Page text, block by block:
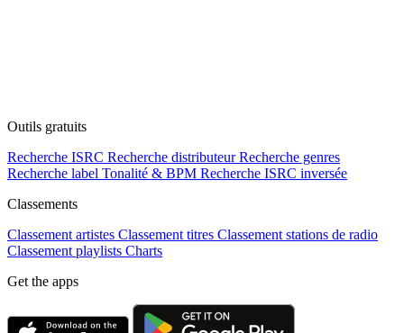
Outils gratuits
Recherche ISRC Recherche distributeur Recherche genres
Recherche label Tonalité & BPM Recherche ISRC inversée
Classements
Classement artistes Classement titres Classement stations de radio
Classement playlists Charts
Get the apps